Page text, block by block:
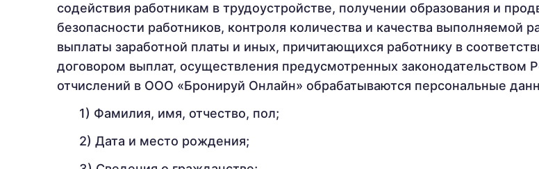
содействия работникам в трудоустройстве, получении образования и
безопасности работников, контроля количества и качества выполняемой
выплаты заработной платы и иных, причитающихся работнику в
договором выплат, осуществления предусмотренных законодательством
отчислений в ООО «Бронируй Онлайн» обрабатываются персональные
Фамилия, имя, отчество, пол;
Дата и место рождения;